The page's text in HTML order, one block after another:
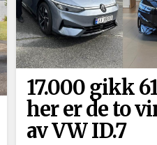
17.000 gikk
her er de to
av VW ID.7